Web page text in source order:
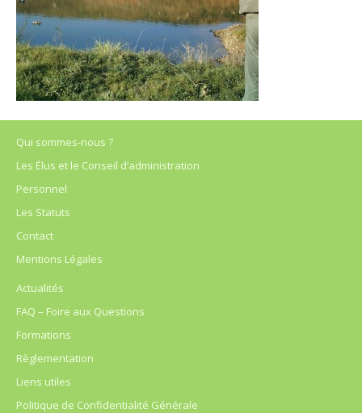
Qui sommes-nous ?
Les Élus et le Conseil d’administration
Personnel
Les Statuts
Contact
Mentions Légales
Actualités
FAQ – Foire aux Questions
Formations
Règlementation
Liens utiles
Politique de Confidentialité Générale